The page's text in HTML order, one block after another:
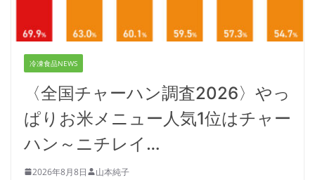
冷凍食品NEWS
〈全国チャーハン調査2026〉やっ
ぱりお米メニュー人気1位はチャー
ハン～ニチレイ…
2026年8月8日 山本純子